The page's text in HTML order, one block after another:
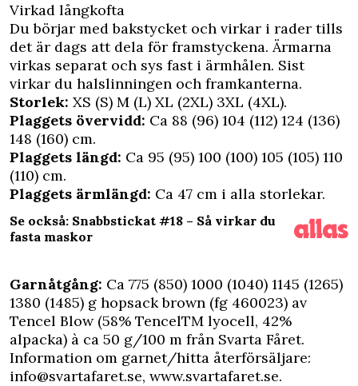
Virkad långkofta
Du börjar med bakstycket och virkar i rader tills
det är dags att dela för framstyckena. Ärmarna
virkas separat och sys fast i ärmhålen. Sist
virkar du halslinningen och framkanterna.
Storlek: XS (S) M (L) XL (2XL) 3XL (4XL).
Plaggets övervidd: Ca 88 (96) 104 (112) 124 (136)
148 (160) cm.
Plaggets längd: Ca 95 (95) 100 (100) 105 (105) 110
(110) cm.
Plaggets ärmlängd: Ca 47 cm i alla storlekar.
Se också: Snabbstickat #18 – Så virkar du
fasta maskor
Garnåtgång: Ca 775 (850) 1000 (1040) 1145 (1265)
1380 (1485) g hopsack brown (fg 460023) av
Tencel Blow (58% TencelTM lyocell, 42%
alpacka) à ca 50 g/100 m från Svarta Fåret.
Information om garnet/hitta återförsäljare:
info@svartafaret.se, www.svartafaret.se.